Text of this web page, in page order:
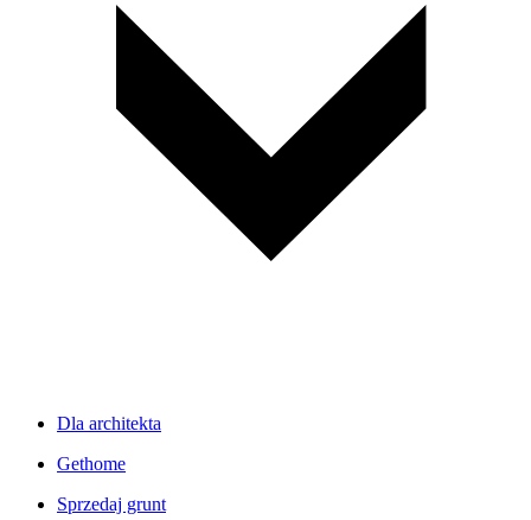
Dla architekta
Gethome
Sprzedaj grunt